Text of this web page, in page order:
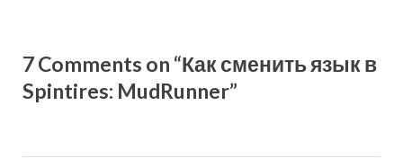
7 Comments on “Как сменить язык в
Spintires: MudRunner”